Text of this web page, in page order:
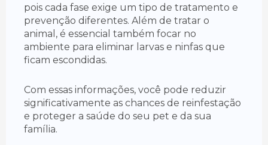
pois cada fase exige um tipo de tratamento e
prevenção diferentes. Além de tratar o
animal, é essencial também focar no
ambiente para eliminar larvas e ninfas que
ficam escondidas.
Com essas informações, você pode reduzir
significativamente as chances de reinfestação
e proteger a saúde do seu pet e da sua
família.